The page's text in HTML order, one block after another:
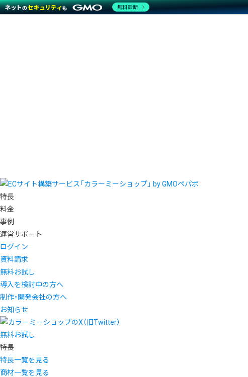
特長
料金
事例
運営サポート
ログイン
資料請求
無料お試し
導入を検討中の方へ
制作・開発会社の方へ
お知らせ
無料お試し
特長
特長一覧を見る
商材一覧を見る
無料診断